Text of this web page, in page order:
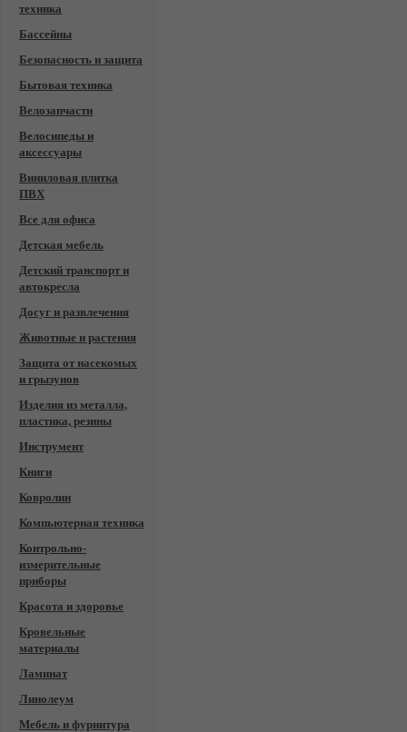
техника
Бассейны
Безопасность и защита
Бытовая техника
Велозапчасти
Велосипеды и
аксессуары
Виниловая плитка
ПВХ
Все для офиса
Детская мебель
Детский транспорт и
автокресла
Досуг и развлечения
Животные и растения
Защита от насекомых
и грызунов
Изделия из металла,
пластика, резины
Инструмент
Книги
Ковролин
Компьютерная техника
Контрольно-
измерительные
приборы
Красота и здоровье
Кровельные
материалы
Ламинат
Линолеум
Мебель и фурнитура